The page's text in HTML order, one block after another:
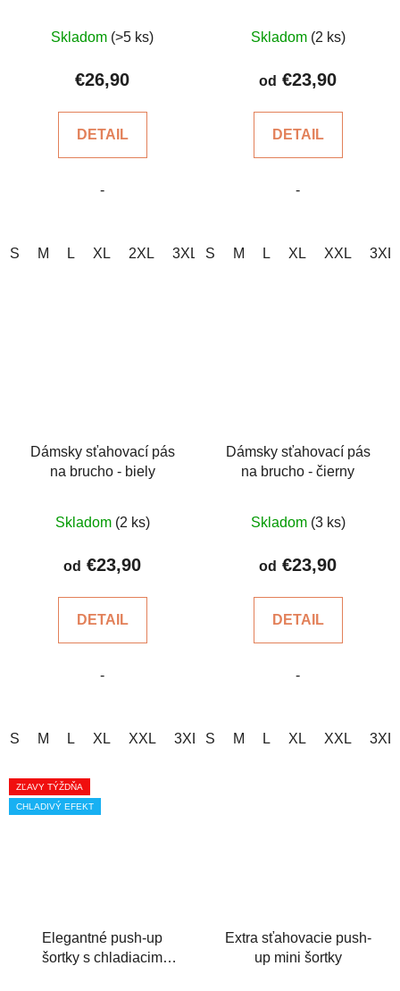
hodnotenie
produktu
z
hviezdičiek.
Skladom (>5 ks)
€26,90
DETAIL
-
S M L XL 2XL 3XL
hodnotenie
produktu
z
hviezdičiek.
Skladom (2 ks)
od €23,90
DETAIL
-
S M L XL XXL 3XL
Dámsky sťahovací pás
na brucho - biely
Skladom (2 ks)
od €23,90
DETAIL
-
S M L XL XXL 3XL 4XL 5XL
Dámsky sťahovací pás
na brucho - čierny
hodnotenie
produktu
z
hviezdičiek.
Skladom (3 ks)
od €23,90
DETAIL
-
S M L XL XXL 3XL
ZĽAVY TÝŽDŇA
CHLADIVÝ EFEKT
Elegantné push-up
šortky s chladiacim
Extra sťahovacie push-
up mini šortky